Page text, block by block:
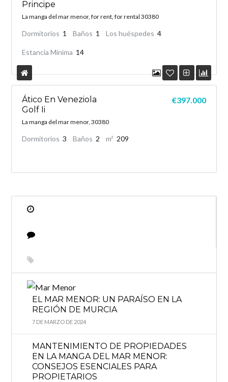
Principe
La manga del mar menor, for rent, for rental 30380
Dormitorios 1 Baños 1 Los huéspedes 4
Estancia Mínima 14
Ático En Veneziola
Golf Ii
La manga del mar menor, 30380
€397.000
Dormitorios 3 Baños 2 m² 209
EL MAR MENOR: UN PARAÍSO EN LA
REGIÓN DE MURCIA
7 DE MARZO DE 2024
MANTENIMIENTO DE PROPIEDADES
EN LA MANGA DEL MAR MENOR:
CONSEJOS ESENCIALES PARA
PROPIETARIOS